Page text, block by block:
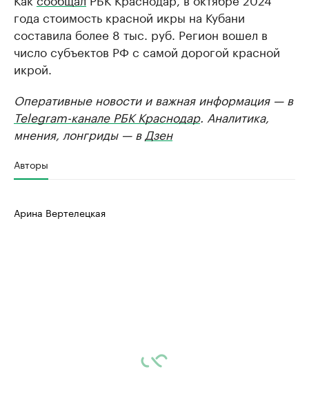
года стоимость красной икры на Кубани
составила более 8 тыс. руб. Регион вошел в
число субъектов РФ с самой дорогой красной
икрой.
Оперативные новости и важная информация — в
Telegram-канале РБК Краснодар. Аналитика,
мнения, лонгриды — в Дзен
Авторы
Арина Вертелецкая